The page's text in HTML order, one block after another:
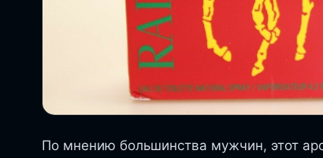
По мнению большинства мужчин, этот